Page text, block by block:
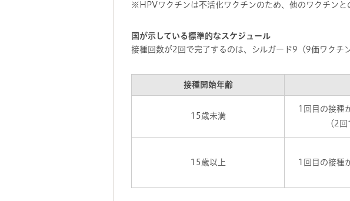
※HPVワクチンは不活化ワクチンのため、他のワクチンと
国が示している標準的なスケジュール
接種回数が2回で完了するのは、シルガード9（9価ワクチ
接種開始年齢
15歳未満
1回目の接種
（2
15歳以上 1回目の接種